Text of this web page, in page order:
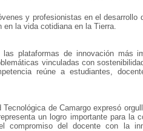
y profesionistas en el
la vida cotidiana en la Tierra.
plataformas de innovación más
vinculadas con
reúne a estudiantes,
de Camargo expresó
un logro importante para la
compromiso del docente con la